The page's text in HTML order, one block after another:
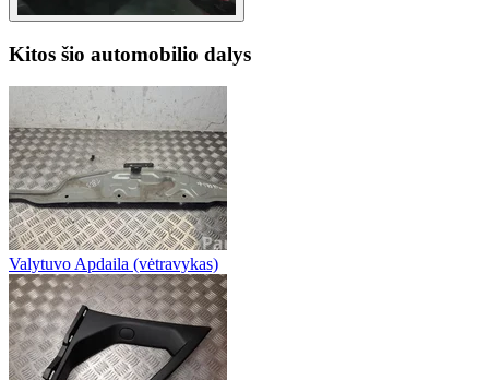
Kitos šio automobilio dalys
Valytuvo Apdaila (vėtravykas)